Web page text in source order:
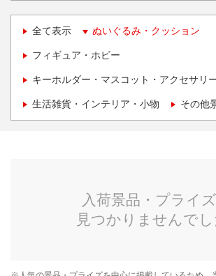
全て表示 ぬいぐるみ・クッション
フィギュア・ホビー
キーホルダー・マスコット・アクセサリ
生活雑貨・インテリア・小物 その他